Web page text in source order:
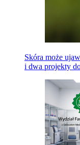
Skóra może
i dwa projekty